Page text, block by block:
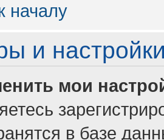
началу
и
мои
в базе